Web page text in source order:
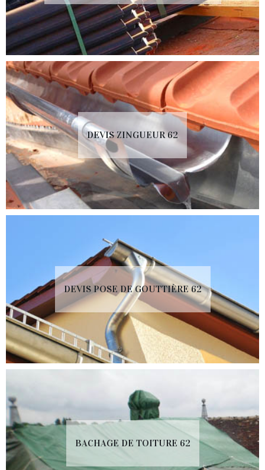
DEVIS ZINGUEUR 62
DEVIS POSE DE GOUTTIÈRE 62
BACHAGE DE TOITURE 62